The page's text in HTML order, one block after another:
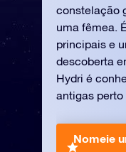
constelação
uma fêmea.
principais e
descoberta
Hydri é
antigas perto
Nomeie